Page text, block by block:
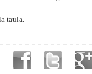
taula.